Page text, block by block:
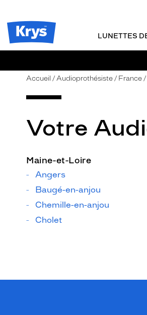
Opticien
Krys
LUNETTES
Accueil Audioprothésiste France
Votre
Maine-et-Loire
Angers
Baugé-en-anjou
Chemille-en-anjou
Cholet